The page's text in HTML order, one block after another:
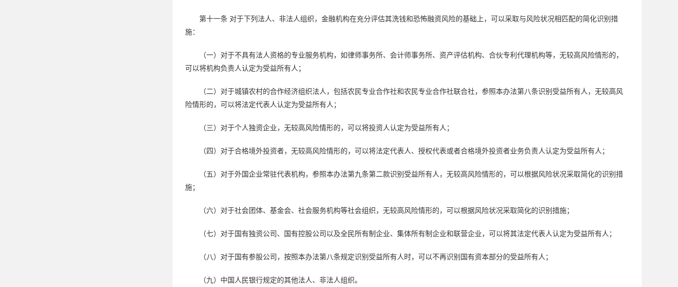
第十一条 对于下列法人、非法人组织，金融机构在充分评估其洗钱和恐怖融资风险的基础上，可以采取与风险状况相匹配的简化识别措
施：
（一）对于不具有法人资格的专业服务机构，如律师事务所、会计师事务所、资产评估机构、合伙专利代理机构等，无较高风险情形的，
可以将机构负责人认定为受益所有人；
（二）对于城镇农村的合作经济组织法人，包括农民专业合作社和农民专业合作社联合社，参照本办法第八条识别受益所有人，无较高风
险情形的，可以将法定代表人认定为受益所有人；
（三）对于个人独资企业，无较高风险情形的，可以将投资人认定为受益所有人；
（四）对于合格境外投资者，无较高风险情形的，可以将法定代表人、授权代表或者合格境外投资者业务负责人认定为受益所有人；
（五）对于外国企业常驻代表机构，参照本办法第九条第二款识别受益所有人，无较高风险情形的，可以根据风险状况采取简化的识别措
施；
（六）对于社会团体、基金会、社会服务机构等社会组织，无较高风险情形的，可以根据风险状况采取简化的识别措施；
（七）对于国有独资公司、国有控股公司以及全民所有制企业、集体所有制企业和联营企业，可以将其法定代表人认定为受益所有人；
（八）对于国有参股公司，按照本办法第八条规定识别受益所有人时，可以不再识别国有资本部分的受益所有人；
（九）中国人民银行规定的其他法人、非法人组织。